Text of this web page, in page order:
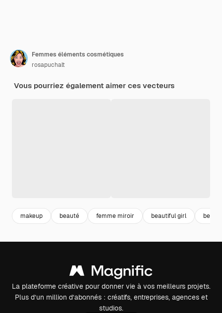
Femmes éléments cosmétiques
rosapuchalt
Vous pourriez également aimer ces vecteurs
makeup beauté femme miroir beautiful girl
La plateforme créative pour donner vie à vos meilleurs projets.
Plus d’un million d’abonnés : créatifs, entreprises, agences et
studios.